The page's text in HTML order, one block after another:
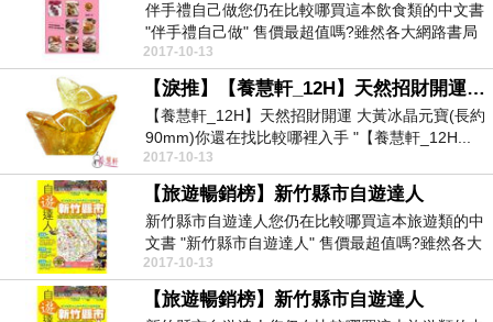
伴手禮自己做您仍在比較哪買這本飲食類的中文書
"伴手禮自己做" 售價最超值嗎?雖然各大網路書局
均有販...
2017-10-13
【淚推】【養慧軒_12H】天然招財開運 大黃冰晶元寶(長約90mm)
【養慧軒_12H】天然招財開運 大黃冰晶元寶(長約
90mm)你還在找比較哪裡入手 "【養慧軒_12H...
2017-10-13
【旅遊暢銷榜】新竹縣市自遊達人
新竹縣市自遊達人您仍在比較哪買這本旅遊類的中
文書 "新竹縣市自遊達人" 售價最超值嗎?雖然各大
網路書...
2017-10-13
【旅遊暢銷榜】新竹縣市自遊達人